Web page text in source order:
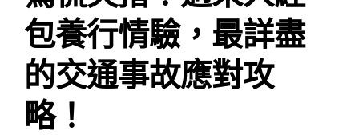
包養行情驗，最詳盡
的交通事故應對攻
略！